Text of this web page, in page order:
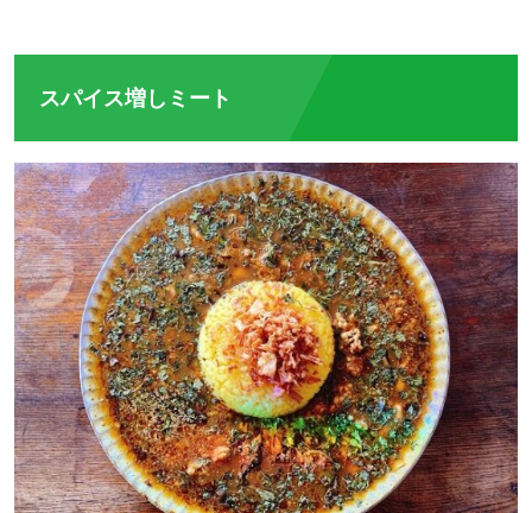
スパイス増しミート